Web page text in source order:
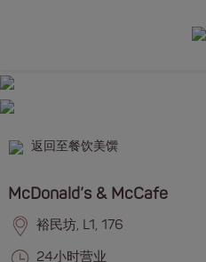
返回至餐饮美馔
McDonald’s & McCafe
裕民坊, L1, 176
24小时营业